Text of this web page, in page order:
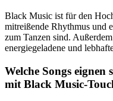
Black Music ist für den
mitreißende Rhythmus und
zum Tanzen sind.
energiegeladene und
Welche Songs eignen
mit Black Music-